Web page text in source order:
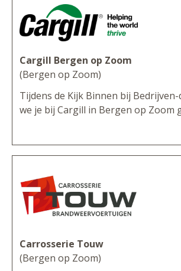
Cargill Bergen op Zoom
(Bergen op Zoom)
Tijdens de Kijk Binnen bij
we je bij Cargill in Bergen op Zoom
Carrosserie Touw
(Bergen op Zoom)